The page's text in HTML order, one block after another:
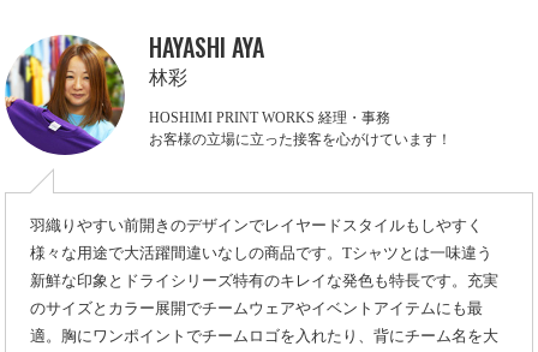
HAYASHI AYA
林彩
HOSHIMI PRINT WORKS 経理・事務
お客様の立場に立った接客を心がけています！
羽織りやすい前開きのデザインでレイヤードスタイルもしやすく
様々な用途で大活躍間違いなしの商品です。Tシャツとは一味違う
新鮮な印象とドライシリーズ特有のキレイな発色も特長です。充実
のサイズとカラー展開でチームウェアやイベントアイテムにも最
適。胸にワンポイントでチームロゴを入れたり、背にチーム名を大